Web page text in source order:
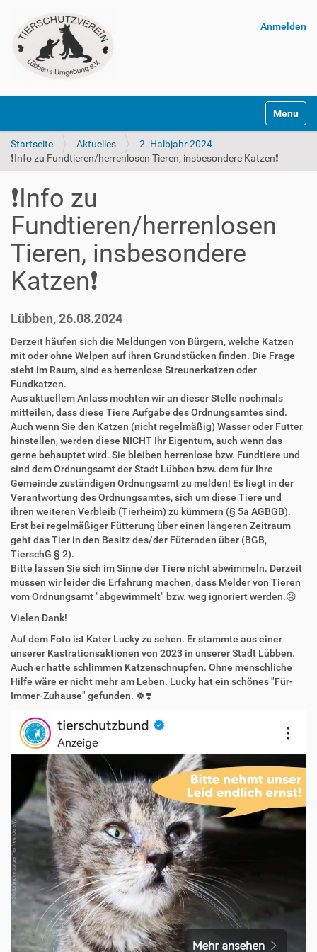
Anmelden
Startseite Aktuelles
2. Halbjahr 2024
❗Info zu Fundtieren/herrenlosen Tieren, insbesondere Katzen❗
❗Info zu
Fundtieren/herrenlosen
Tieren, insbesondere
Katzen❗
Lübben, 26.08.2024
Derzeit häufen sich die Meldungen von Bürgern, welche Katzen
mit oder ohne Welpen auf ihren Grundstücken finden. Die Frage
steht im Raum, sind es herrenlose Streunerkatzen oder
Fundkatzen.
Aus aktuellem Anlass möchten wir an dieser Stelle nochmals
mitteilen, dass diese Tiere Aufgabe des Ordnungsamtes sind.
Auch wenn Sie den Katzen (nicht regelmäßig) Wasser oder Futter
hinstellen, werden diese NICHT Ihr Eigentum, auch wenn das
gerne behauptet wird. Sie bleiben herrenlose bzw. Fundtiere und
sind dem Ordnungsamt der Stadt Lübben bzw. dem für Ihre
Gemeinde zuständigen Ordnungsamt zu melden! Es liegt in der
Verantwortung des Ordnungsamtes, sich um diese Tiere und
ihren weiteren Verbleib (Tierheim) zu kümmern (§ 5a AGBGB).
Erst bei regelmäßiger Fütterung über einen längeren Zeitraum
geht das Tier in den Besitz des/der Füternden über (BGB,
TierschG § 2).
Bitte lassen Sie sich im Sinne der Tiere nicht abwimmeln. Derzeit
müssen wir leider die Erfahrung machen, dass Melder von Tieren
vom Ordnungsamt "abgewimmelt" bzw. weg ignoriert werden.😥
Vielen Dank!
Auf dem Foto ist Kater Lucky zu sehen. Er stammte aus einer
unserer Kastrationsaktionen von 2023 in unserer Stadt Lübben.
Auch er hatte schlimmen Katzenschnupfen. Ohne menschliche
Hilfe wäre er nicht mehr am Leben. Lucky hat ein schönes "Für-
Immer-Zuhause" gefunden. 🍀❣️